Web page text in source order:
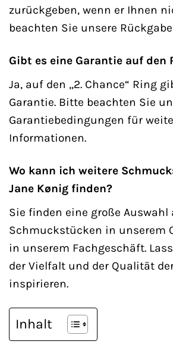
zurückgeben, wenn er Ihnen
beachten Sie unsere
Gibt es eine Garantie auf den
Ja, auf den „2. Chance“ Ring
Garantie. Bitte beachten Sie
Garantiebedingungen für
Informationen.
Wo kann ich weitere
Jane Kønig finden?
Sie finden eine große Auswahl
Schmuckstücken in unserem
in unserem Fachgeschäft.
der Vielfalt und der Qualität
inspirieren.
Inhalt